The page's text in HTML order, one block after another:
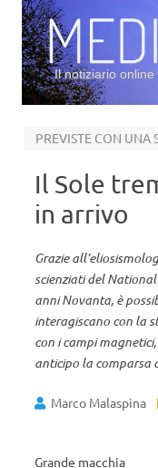
Il notiziario online
Il Sole
in arrivo
Grazie
scienziati del
anni Novanta, è
interagiscano con la
con i campi
anticipo la comparsa
Marco Malaspina
Grande macchia